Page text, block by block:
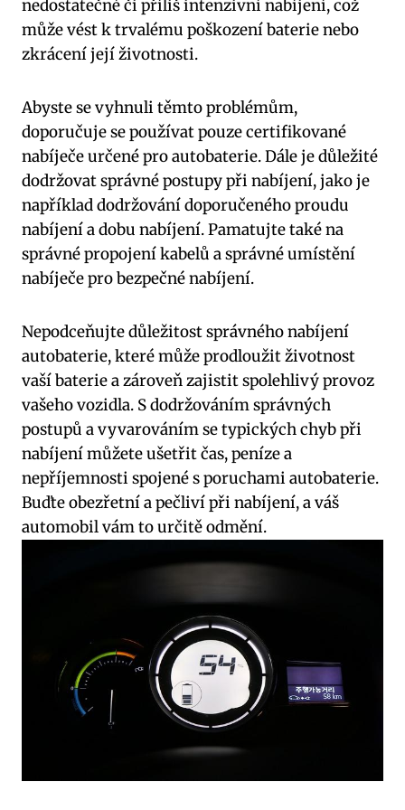
nedostatečné či příliš intenzivní nabíjení,⁣ což⁤
může vést k trvalému poškození baterie nebo
zkrácení její životnosti.
Abyste se vyhnuli těmto problémům,
doporučuje se používat pouze certifikované⁢
nabíječe ‍určené pro autobaterie.​ Dále je důležité
dodržovat správné postupy při nabíjení, jako ⁢je
například dodržování doporučeného proudu
nabíjení a dobu ‌nabíjení. Pamatujte ⁢také na‍
správné propojení ⁣kabelů a správné umístění
nabíječe pro bezpečné nabíjení.
Nepodceňujte důležitost správného nabíjení​
autobaterie,​ které může ⁢prodloužit⁤ životnost
vaší baterie a zároveň zajistit spolehlivý⁢ provoz
‌vašeho vozidla. S dodržováním správných
postupů‌ a vyvarováním se typických chyb při
nabíjení můžete⁣ ušetřit čas,‌ peníze a
nepříjemnosti ​spojené s poruchami autobaterie.
Buďte obezřetní a pečliví⁢ při⁢ nabíjení, a​ váš‍
automobil ​vám to určitě ⁢odmění.